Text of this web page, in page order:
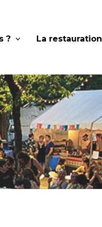
? La restauration